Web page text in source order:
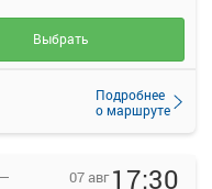
Подробнее
о маршруте
Выбрать
07 авг 17:30